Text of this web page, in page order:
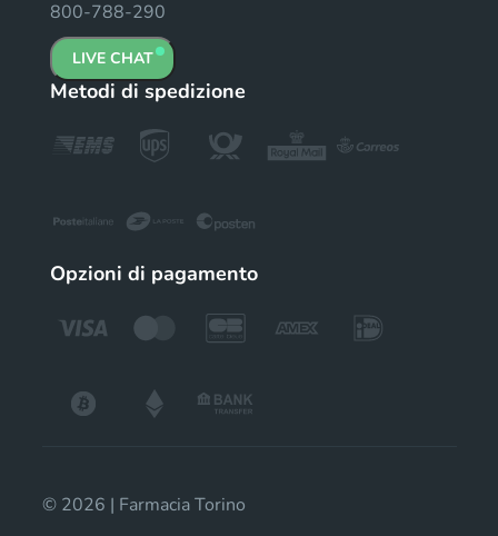
800-788-290
LIVE CHAT
Metodi di spedizione
Opzioni di pagamento
© 2026 | Farmacia Torino